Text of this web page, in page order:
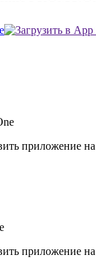
приложение
приложение